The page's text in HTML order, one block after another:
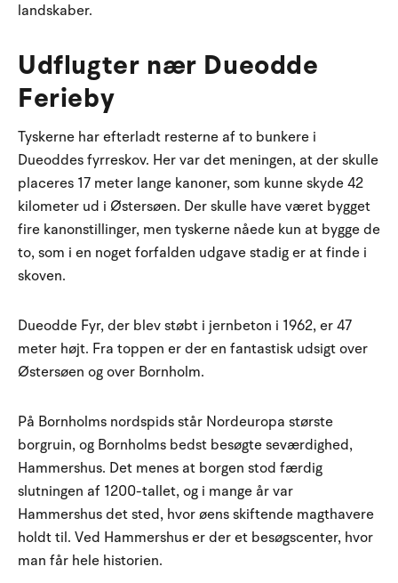
landskaber.
Udflugter nær Dueodde
Ferieby
Tyskerne har efterladt resterne af to bunkere i
Dueoddes fyrreskov. Her var det meningen, at der skulle
placeres 17 meter lange kanoner, som kunne skyde 42
kilometer ud i Østersøen. Der skulle have været bygget
fire kanonstillinger, men tyskerne nåede kun at bygge de
to, som i en noget forfalden udgave stadig er at finde i
skoven.
Dueodde Fyr, der blev støbt i jernbeton i 1962, er 47
meter højt. Fra toppen er der en fantastisk udsigt over
Østersøen og over Bornholm.
På Bornholms nordspids står Nordeuropa største
borgruin, og Bornholms bedst besøgte seværdighed,
Hammershus. Det menes at borgen stod færdig
slutningen af 1200-tallet, og i mange år var
Hammershus det sted, hvor øens skiftende magthavere
holdt til. Ved Hammershus er der et besøgscenter, hvor
man får hele historien.